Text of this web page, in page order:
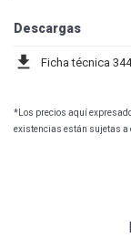
Descargas
download Ficha técnica
*Los precios aquí
existencias están sujetas a